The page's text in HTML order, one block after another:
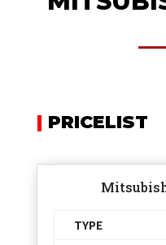
| PRICELIST
TYPE